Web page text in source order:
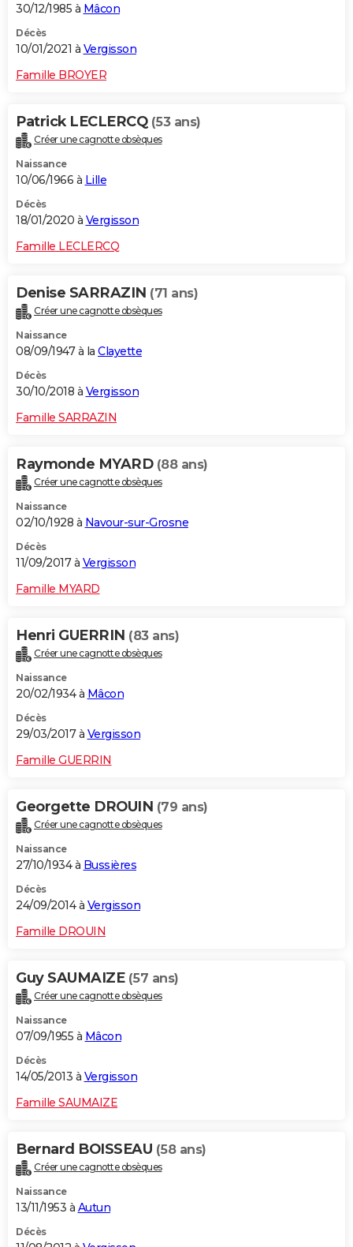
30/12/1985 à Mâcon
Décès
10/01/2021 à Vergisson
Famille BROYER
Patrick LECLERCQ (53 ans)
Créer une cagnotte obsèques
Naissance
10/06/1966 à Lille
Décès
18/01/2020 à Vergisson
Famille LECLERCQ
Denise SARRAZIN (71 ans)
Créer une cagnotte obsèques
Naissance
08/09/1947 à la Clayette
Décès
30/10/2018 à Vergisson
Famille SARRAZIN
Raymonde MYARD (88 ans)
Créer une cagnotte obsèques
Naissance
02/10/1928 à Navour-sur-Grosne
Décès
11/09/2017 à Vergisson
Famille MYARD
Henri GUERRIN (83 ans)
Créer une cagnotte obsèques
Naissance
20/02/1934 à Mâcon
Décès
29/03/2017 à Vergisson
Famille GUERRIN
Georgette DROUIN (79 ans)
Créer une cagnotte obsèques
Naissance
27/10/1934 à Bussières
Décès
24/09/2014 à Vergisson
Famille DROUIN
Guy SAUMAIZE (57 ans)
Créer une cagnotte obsèques
Naissance
07/09/1955 à Mâcon
Décès
14/05/2013 à Vergisson
Famille SAUMAIZE
Bernard BOISSEAU (58 ans)
Créer une cagnotte obsèques
Naissance
13/11/1953 à Autun
Décès